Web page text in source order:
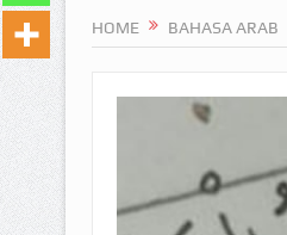
NEWS
HOME BAHASA ARAB